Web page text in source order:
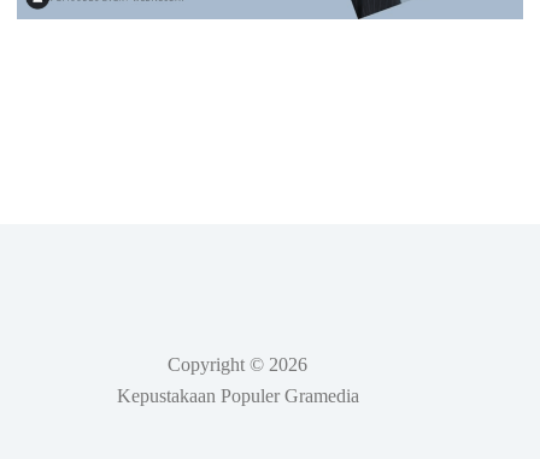
Copyright © 2026
Kepustakaan Populer Gramedia